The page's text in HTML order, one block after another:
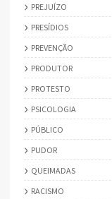
PREJUÍZO
PRESÍDIOS
PREVENÇÃO
PRODUTOR
PROTESTO
PSICOLOGIA
PÚBLICO
PUDOR
QUEIMADAS
RACISMO